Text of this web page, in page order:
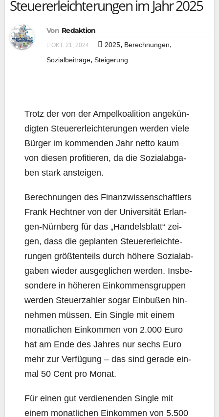
Steuererleichterungen im Jahr 2025
Von Redaktion
OKT. 21, 2024 2025, Berechnungen,
Sozialbeiträge, Steigerung
Trotz der von der Ampel­ko­ali­ti­on ange­kün­
dig­ten Steu­er­erleich­te­run­gen wer­den vie­le
Bür­ger im kom­men­den Jahr net­to kaum
von die­sen pro­fi­tie­ren, da die Sozi­al­ab­ga­
ben stark ansteigen.
Berech­nun­gen des Finanz­wis­sen­schaft­lers
Frank Hecht­ner von der Uni­ver­si­tät Erlan­
gen-Nürn­berg für das „Han­dels­blatt“ zei­
gen, dass die geplan­ten Steu­er­erleich­te­
run­gen größ­ten­teils durch höhe­re Sozi­al­ab­
ga­ben wie­der aus­ge­gli­chen wer­den. Ins­be­
son­de­re in höhe­ren Ein­kom­mens­grup­pen
wer­den Steu­er­zah­ler sogar Ein­bu­ßen hin­
neh­men müs­sen. Ein Sin­gle mit einem
monat­li­chen Ein­kom­men von 2.000 Euro
hat am Ende des Jah­res nur sechs Euro
mehr zur Ver­fü­gung – das sind gera­de ein­
mal 50 Cent pro Monat.
Für einen gut ver­die­nen­den Sin­gle mit
einem monat­li­chen Ein­kom­men von 5.500